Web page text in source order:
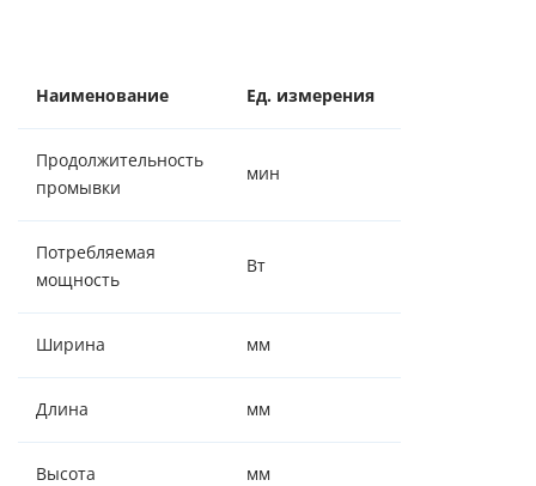
Наименование Ед. измерения
Продолжительность
промывки
мин
Потребляемая
мощность
Вт
Ширина мм
Длина мм
Высота мм